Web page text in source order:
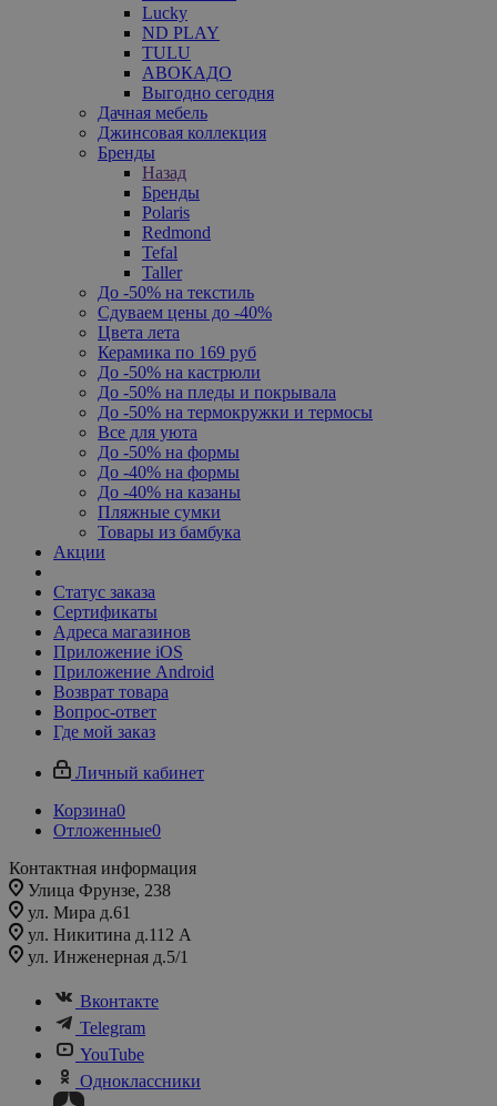
Lucky
ND PLAY
TULU
АВОКАДО
Выгодно сегодня
Дачная мебель
Джинсовая коллекция
Бренды
Назад
Бренды
Polaris
Redmond
Tefal
Taller
До -50% на текстиль
Сдуваем цены до -40%
Цвета лета
Керамика по 169 руб
До -50% на кастрюли
До -50% на пледы и покрывала
До -50% на термокружки и термосы
Все для уюта
До -50% на формы
До -40% на формы
До -40% на казаны
Пляжные сумки
Товары из бамбука
Акции
Статус заказа
Сертификаты
Адреса магазинов
Приложение iOS
Приложение Android
Возврат товара
Вопрос-ответ
Где мой заказ
Личный кабинет
Корзина0
Отложенные0
Контактная информация
Улица Фрунзе, 238​
ул. Мира д.61
ул. Никитина д.112 А
ул. Инженерная д.5/1
Вконтакте
Telegram
YouTube
Одноклассники